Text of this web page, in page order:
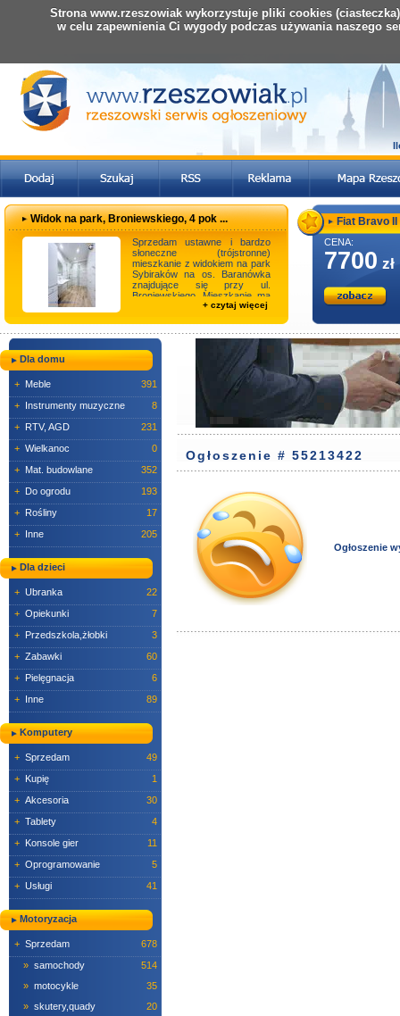
Widok na park, Broniewskiego, 4 pok ...
Sprzedam ustawne i bardzo
słoneczne (trójstronne)
mieszkanie z widokiem na park
Sybiraków na os. Baranówka
znajdujące się przy ul.
Broniewskiego. Mieszkanie ma
powierzchnię 63,50 ...+ czytaj więcej
Fiat Bravo II
CENA:
7700 zł
Dla domu
+ Meble
391
+ Instrumenty muzyczne
8
+ RTV, AGD
231
+ Wielkanoc
0
+ Mat. budowlane
352
+ Do ogrodu
193
+ Rośliny
17
+ Inne 205
Dla dzieci
+ Ubranka
22
+ Opiekunki
7
+ Przedszkola,żłobki
3
+ Zabawki
60
+ Pielęgnacja
6
+ Inne 89
Komputery
+ Sprzedam
49
+ Kupię
1
+ Akcesoria
30
+ Tablety
4
+ Konsole gier
11
+ Oprogramowanie
5
+ Usługi 41
Motoryzacja
+ Sprzedam
678
» samochody
514
» motocykle
35
» skutery,quady
20
Ogłoszenie # 55213422
Ogłoszenie
Strona www.rzeszowiak wykorzystuje pliki cookies
w celu zapewnienia Ci wygody podczas używania naszego